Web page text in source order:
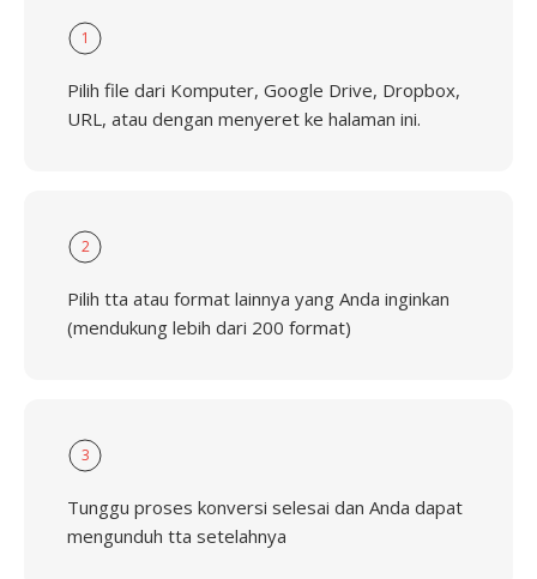
1
Pilih file dari Komputer, Google Drive, Dropbox,
URL, atau dengan menyeret ke halaman ini.
2
Pilih tta atau format lainnya yang Anda inginkan
(mendukung lebih dari 200 format)
3
Tunggu proses konversi selesai dan Anda dapat
mengunduh tta setelahnya